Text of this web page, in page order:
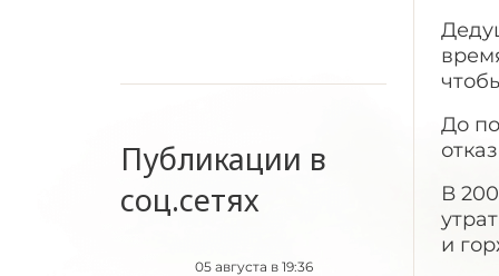
Публикации в
соц.сетях
05 августа в 19:36
До
В
и